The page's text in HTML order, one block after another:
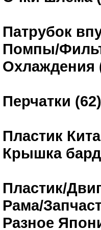
Патрубок
Помпы/
Охлаждения
Перчатки (62)
Пластик
Крышка
Пластик/
Рама/
Разное